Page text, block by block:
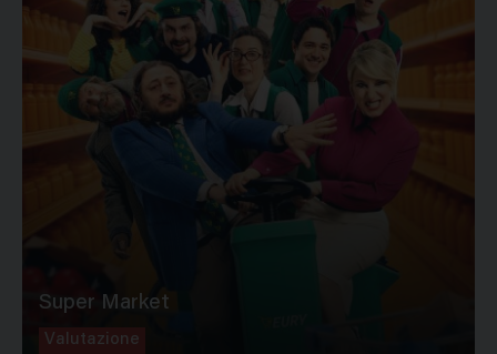
Super Market
Valutazione